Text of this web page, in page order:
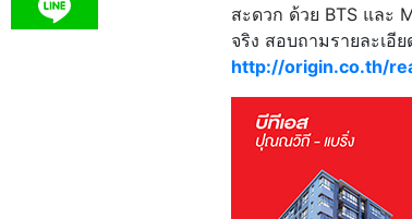
สะดวก ด้วย BTS และ
จริง สอบถามรายละเอี
http://origin.co.th/